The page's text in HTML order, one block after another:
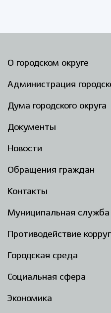
О городском округе
Администрация
Дума городского округа
Документы
Новости
Обращения граждан
Контакты
Муниципальная служба
Противодействие
Городская среда
Социальная сфера
Экономика